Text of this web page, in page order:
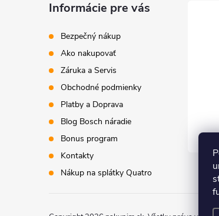
Informácie pre vás
Bezpečný nákup
Ako nakupovať
Záruka a Servis
Obchodné podmienky
Platby a Doprava
Blog Bosch náradie
Bonus program
Kontakty
Nákup na splátky Quatro